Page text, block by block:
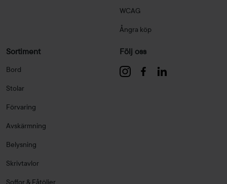
WCAG
Ångra köp
Sortiment
Bord
Stolar
Förvaring
Avskärmning
Belysning
Skrivtavlor
Soffor & Fåtöljer
Följ oss